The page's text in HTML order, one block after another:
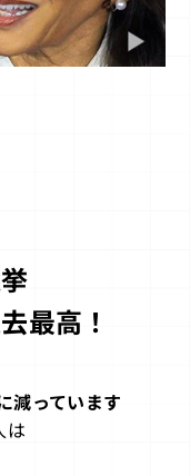
最高！
減っています
は